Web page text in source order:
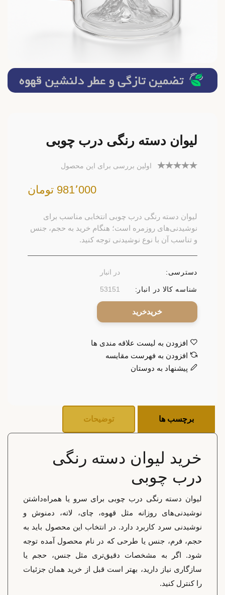
لیوان دسته رنگی درب چوبی
اولین بررسی برای این محصول
981٬000 تومان
لیوان دسته رنگی درب چوبی انتخابی مناسب برای
نوشیدنی‌های روزمره است؛ هنگام خرید به حجم، جنس
و تناسب آن با نوع نوشیدنی توجه کنید.
دسترسی: در انبار
شناسه کالا در انبار: 53151
خرید
افزودن به لیست علاقه مندی ها
افزودن به فهرست مقایسه
پیشنهاد به دوستان
توضیحات برچسب ها
خرید لیوان دسته رنگی
درب چوبی
لیوان دسته رنگی درب چوبی برای سرو یا همراه‌داشتن
نوشیدنی‌های روزانه مثل قهوه، چای، لاته، دمنوش و
نوشیدنی سرد کاربرد دارد. در انتخاب این محصول باید به
حجم، فرم، جنس یا طرحی که در نام محصول آمده توجه
شود. اگر به مشخصات دقیق‌تری مثل جنس، حجم یا
سازگاری نیاز دارید، بهتر است قبل از خرید همان جزئیات
را کنترل کنید.